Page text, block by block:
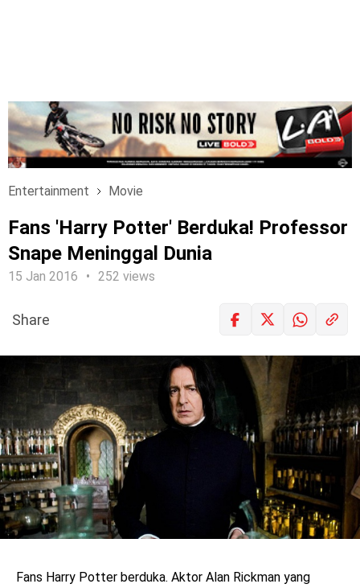
Entertainment Movie
Fans 'Harry Potter' Berduka! Professor
Snape Meninggal Dunia
15 Jan 2016 252 views
LOGIN
Share
Fans Harry Potter berduka. Aktor Alan Rickman yang